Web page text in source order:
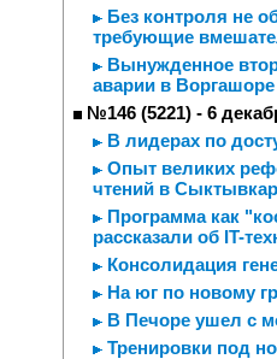
Без контроля не
требующие
Вынужденное
аварии в
№146 (5221) - 6
В лидерах по
Опыт великих
чтений в
Программа как
рассказали об IT-
Консолидация
На юг по новому
В Печоре ушел с
Тренировки под